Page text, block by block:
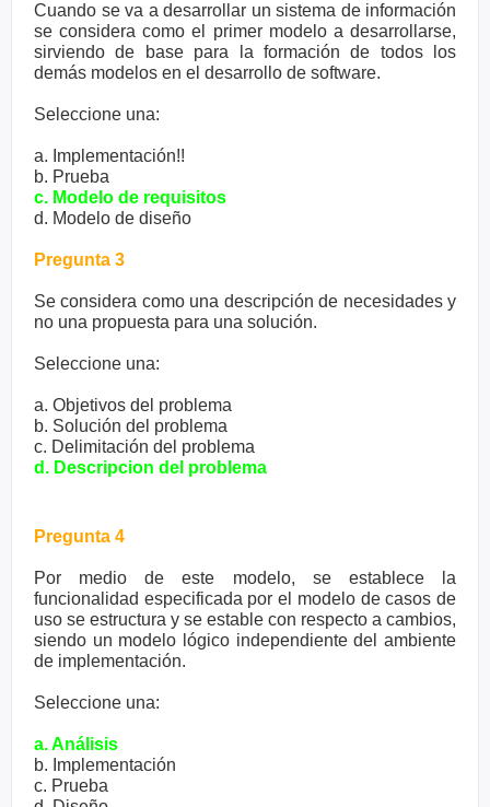
Cuando se va a desarrollar un sistema de información
se considera como el primer modelo a desarrollarse,
sirviendo de base para la formación de todos los
demás modelos en el desarrollo de software.
Seleccione una:
a. Implementación!!
b. Prueba
c. Modelo de requisitos
d. Modelo de diseño
Pregunta 3
Se considera como una descripción de necesidades y
no una propuesta para una solución.
Seleccione una:
a. Objetivos del problema
b. Solución del problema
c. Delimitación del problema
d. Descripcion del problema
Pregunta 4
Por medio de este modelo, se establece la
funcionalidad especificada por el modelo de casos de
uso se estructura y se estable con respecto a cambios,
siendo un modelo lógico independiente del ambiente
de implementación.
Seleccione una:
a. Análisis
b. Implementación
c. Prueba